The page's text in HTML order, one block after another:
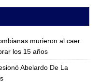
murieron al caer
los 15 años
Abelardo De La